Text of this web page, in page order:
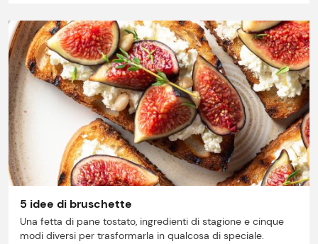
5 idee di bruschette
Una fetta di pane tostato, ingredienti di stagione e cinque
modi diversi per trasformarla in qualcosa di speciale.